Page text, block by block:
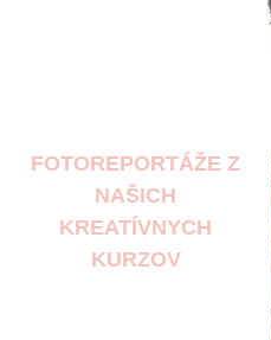
FOTOREPORTÁŽE Z
NAŠICH
KREATÍVNYCH
KURZOV